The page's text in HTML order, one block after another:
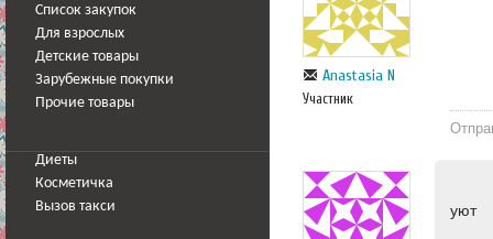
Список закупок
Для взрослых
Детские товары
Зарубежные покупки
Прочие товары
Диеты
Косметичка
Вызов такси
Anastasia N
Участник
уют